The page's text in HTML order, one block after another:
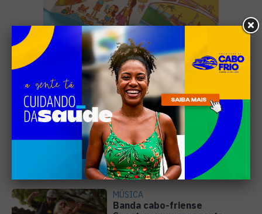
Leia Também
MÚSICA
Banda cabo-friense